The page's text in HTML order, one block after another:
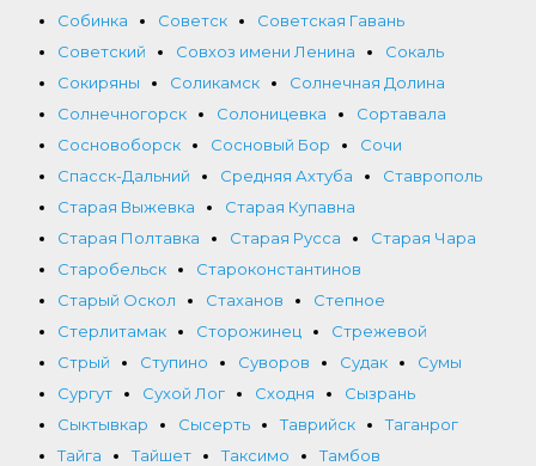
Собинка
Советск
Советская Гавань
Советский
Совхоз имени Ленина
Сокаль
Сокиряны
Соликамск
Солнечная Долина
Солнечногорск
Солоницевка
Сортавала
Сосновоборск
Сосновый Бор
Сочи
Спасск-Дальний
Средняя Ахтуба
Ставрополь
Старая Выжевка
Старая Купавна
Старая Полтавка
Старая Русса
Старая Чара
Старобельск
Староконстантинов
Старый Оскол
Стаханов
Степное
Стерлитамак
Сторожинец
Стрежевой
Стрый
Ступино Суворов Судак
Сумы
Сургут
Сухой Лог Сходня
Сызрань
Сыктывкар
Сысерть Таврийск
Таганрог
Тайга
Тайшет Таксимо
Тамбов